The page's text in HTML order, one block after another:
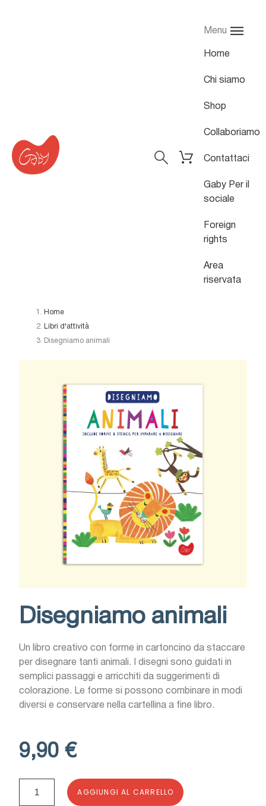
Menu
Home
Chi siamo
Shop
Collaboriamo
Contattaci
Gaby Per il
sociale
Foreign
rights
Area
riservata
Home
Libri d'attività
Disegniamo animali
Disegniamo animali
Un libro creativo con forme in cartoncino da staccare
per disegnare tanti animali. I disegni sono guidati in
semplici passaggi e arricchiti da suggerimenti di
colorazione. Le forme si possono combinare in modi
diversi e conservare nella cartellina a fine libro.
9,90 €
AGGIUNGI AL CARRELLO